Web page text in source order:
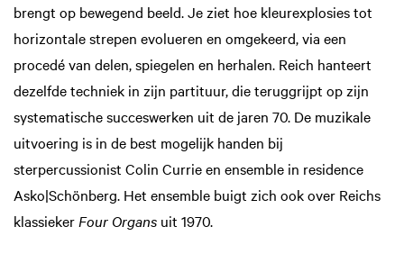
brengt op bewegend beeld. Je ziet hoe kleurexplosies tot
horizontale strepen evolueren en omgekeerd, via een
procedé van delen, spiegelen en herhalen. Reich hanteert
dezelfde techniek in zijn partituur, die teruggrijpt op zijn
systematische succeswerken uit de jaren 70. De muzikale
uitvoering is in de best mogelijk handen bij
sterpercussionist Colin Currie en ensemble in residence
Asko|Schönberg. Het ensemble buigt zich ook over Reichs
klassieker Four Organs uit 1970.